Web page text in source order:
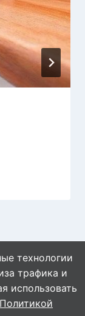
технологии
трафика и
использовать
Политикой